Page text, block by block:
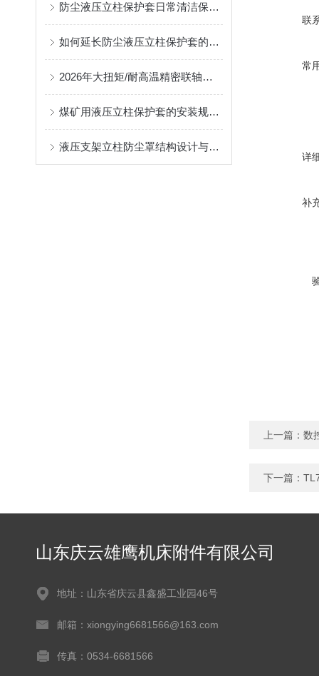
防尘液压立柱保护套日常清洁保养与更换规范
如何延长防尘液压立柱保护套的使用寿命？
2026年大扭矩/耐高温精密联轴器定制找哪家？能实现精准定制的优质厂家盘点
煤矿用液压立柱保护套的安装规范与使用寿命提升方案
液压支架立柱防尘罩结构设计与密封防护原理
联
常
详
补
上一篇： 数
下一篇：
山东庆云雄鹰机床附件有限公司
地址：山东省庆云县鑫盛工业园46号
邮箱：xiongying6681566@163.com
传真：0534-6681566